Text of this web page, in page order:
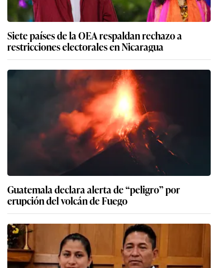
Siete países de la OEA respaldan rechazo a
restricciones electorales en Nicaragua
Guatemala declara alerta de “peligro” por
erupción del volcán de Fuego